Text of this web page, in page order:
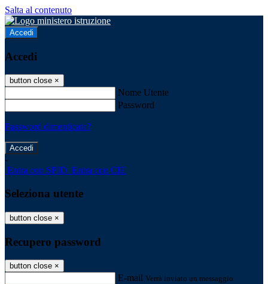
Salta al contenuto
Accedi
Accedi
button close ×
Nome Utente
Password
Password dimenticata?
-
Entra con SPID Entra con CIE
Seleziona utente
button close ×
Recupero password
button close ×
E-mail Verrà inviato un messaggio